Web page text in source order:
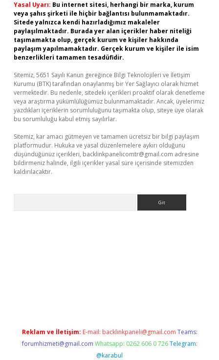
Yasal Uyarı: Bu internet sitesi, herhangi bir marka, kurum
veya şahıs şirketi ile hiçbir bağlantısı bulunmamaktadır.
Sitede yalnızca kendi hazırladığımız makaleler
paylaşılmaktadır. Burada yer alan içerikler haber niteliği
taşımamakta olup, gerçek kurum ve kişiler hakkında
paylaşım yapılmamaktadır. Gerçek kurum ve kişiler ile isim
benzerlikleri tamamen tesadüfidir.
Sitemiz, 5651 Sayılı Kanun gereğince Bilgi Teknolojileri ve İletişim
Kurumu (BTK) tarafından onaylanmış bir Yer Sağlayıcı olarak hizmet
vermektedir. Bu nedenle, sitedeki içerikleri proaktif olarak denetleme
veya araştırma yükümlülüğümüz bulunmamaktadır. Ancak, üyelerimiz
yazdıkları içeriklerin sorumluluğunu taşımakta olup, siteye üye olarak
bu sorumluluğu kabul etmiş sayılırlar.
Sitemiz, kar amacı gütmeyen ve tamamen ücretsiz bir bilgi paylaşım
platformudur. Hukuka ve yasal düzenlemelere aykırı olduğunu
düşündüğünüz içerikleri, backlinkpanelicomtr@gmail.com adresine
bildirmeniz halinde, ilgili içerikler yasal süre içerisinde sitemizden
kaldırılacaktır.
Reklam ve İletişim: E-mail: backlinkpaneli@gmail.com Teams:
forumhizmeti@gmail.com Whatsapp: 0262 606 0 726 Telegram:
@karabul